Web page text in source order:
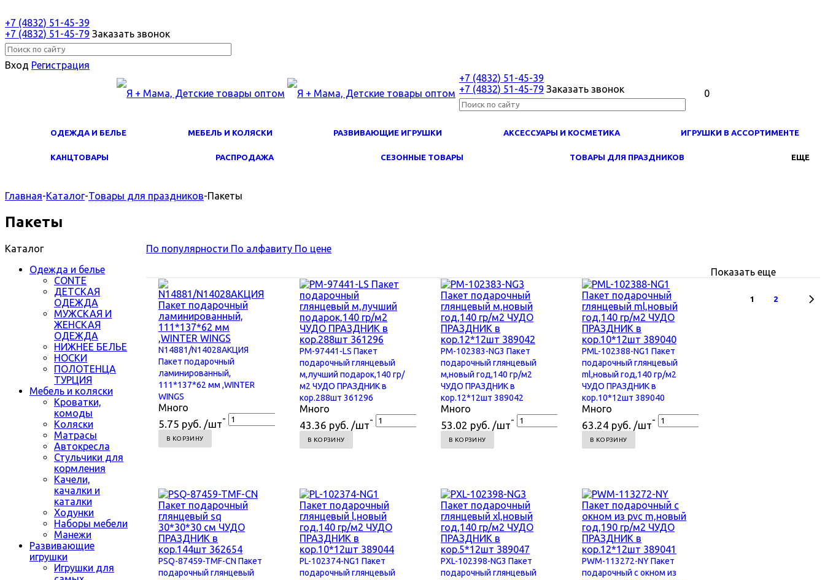
+7 (4832) 51-45-39
+7 (4832) 51-45-79 Заказать звонок
Вход Регистрация
+7 (4832) 51-45-39
+7 (4832) 51-45-79 Заказать звонок 0
ОДЕЖДА И БЕЛЬЕ МЕБЕЛЬ И КОЛЯСКИ РАЗВИВАЮЩИЕ ИГРУШКИ АКСЕССУАРЫ И КОСМЕТИКА ИГРУШКИ В АССОРТИМЕНТЕ
КАНЦТОВАРЫ РАСПРОДАЖА СЕЗОННЫЕ ТОВАРЫ ТОВАРЫ ДЛЯ ПРАЗДНИКОВ ЕЩЕ
Главная-Каталог-Товары для праздников-Пакеты
Пакеты
Каталог
Одежда и белье
CONTE
ДЕТСКАЯ
ОДЕЖДА
МУЖСКАЯ И
ЖЕНСКАЯ
ОДЕЖДА
НИЖНЕЕ БЕЛЬЕ
НОСКИ
ПОЛОТЕНЦА
ТУРЦИЯ
Мебель и коляски
Кроватки,
комоды
Коляски
Матрасы
Автокресла
Стульчики для
кормления
Качели,
качалки и
каталки
Ходунки
Наборы мебели
Манежи
Развивающие
игрушки
Игрушки для
По популярности По алфавиту По цене
N14881/N14028АКЦИЯ
Пакет подарочный
ламинированный,
111*137*62 мм ,WINTER
WINGS
Много
5.75 руб. /шт-
В КОРЗИНУ
PM-97441-LS Пакет
подарочный глянцевый
м,лучший подарок,140 гр/
м2 ЧУДО ПРАЗДНИК в
кор.288шт 361296
Много
43.36 руб. /шт- +
В КОРЗИНУ
PM-102383-NG3 Пакет
подарочный глянцевый
м,новый год,140 гр/м2
ЧУДО ПРАЗДНИК в
кор.12*12шт 389042
Много
53.02 руб. /шт- +
В КОРЗИНУ
PML-102388-NG1 Пакет
подарочный глянцевый
ml,новый год,140 гр/м2
ЧУДО ПРАЗДНИК в
кор.10*12шт 389040
Много
63.24 руб. /шт-
В КОРЗИНУ
PSQ-87459-TMF-CN Пакет
подарочный глянцевый
PL-102374-NG1 Пакет
подарочный глянцевый
PXL-102398-NG3 Пакет
подарочный глянцевый
PWM-113272-NY Пакет
подарочный с окном из
Показать еще
1 2